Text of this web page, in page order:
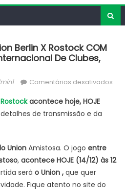
Berlin X Rostock COM
De Clubes,
Comentários desativadosem
acontece hoje, HOJE
de transmissão e da
UnionAmistosa. O jogo entre
,acontece HOJE (14/12) às 12
será o Union ,que quer
Fique atento no site do